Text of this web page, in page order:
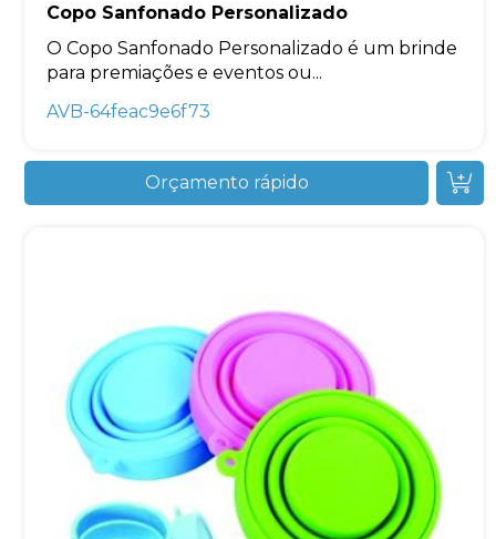
Copo Sanfonado Personalizado
O Copo Sanfonado Personalizado é um brinde
para premiações e eventos ou...
AVB-64feac9e6f73
Orçamento rápido